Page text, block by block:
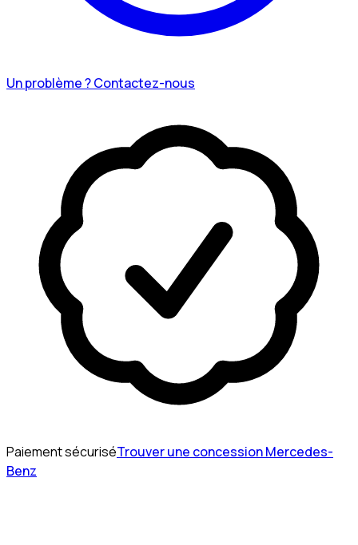
Un problème ? Contactez-nous
Paiement sécuriséTrouver une concession Mercedes-
Benz